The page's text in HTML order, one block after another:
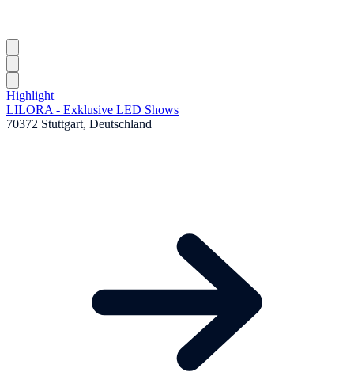
Highlight
LILORA - Exklusive LED Shows
70372 Stuttgart, Deutschland